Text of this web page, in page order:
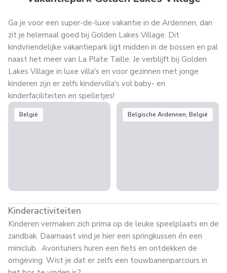
Ga je voor een super-de-luxe vakantie in de Ardennen, dan
zit je helemaal goed bij Golden Lakes Village. Dit
kindvriendelijke vakantiepark ligt midden in de bossen en pal
naast het meer van La Plate Taille. Je verblijft bij Golden
Lakes Village in luxe villa's en voor gezinnen met jonge
kinderen zijn er zelfs kindervilla's vol baby- en
kinderfaciliteiten en spelletjes!
België Belgische Ardennen, België
Kinderactiviteiten
Kinderen vermaken zich prima op de leuke speelplaats en de
zandbak. Daarnaast vind je hier een springkussen én een
miniclub. Avonturiers huren een fiets en ontdekken de
omgeving. Wist je dat er zelfs een touwbanenparcours in